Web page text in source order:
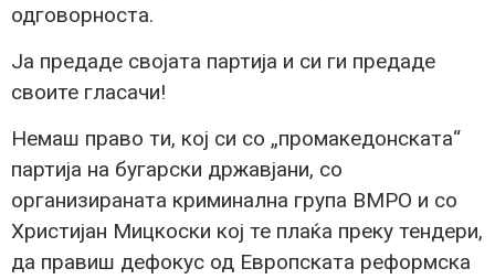
одговорноста.
Ја предаде својата партија и си ги предаде
своите гласачи!
Немаш право ти, кој си со „промакедонската“
партија на бугарски државјани, со
организираната криминална група ВМРО и со
Христијан Мицкоски кој те плаќа преку тендери,
да правиш дефокус од Европската реформска